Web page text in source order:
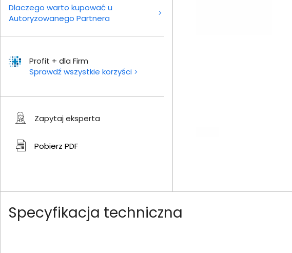
Dlaczego warto kupować u
Autoryzowanego Partnera
Profit + dla Firm
Sprawdź wszystkie korzyści
Zapytaj eksperta
Pobierz PDF
Specyfikacja techniczna